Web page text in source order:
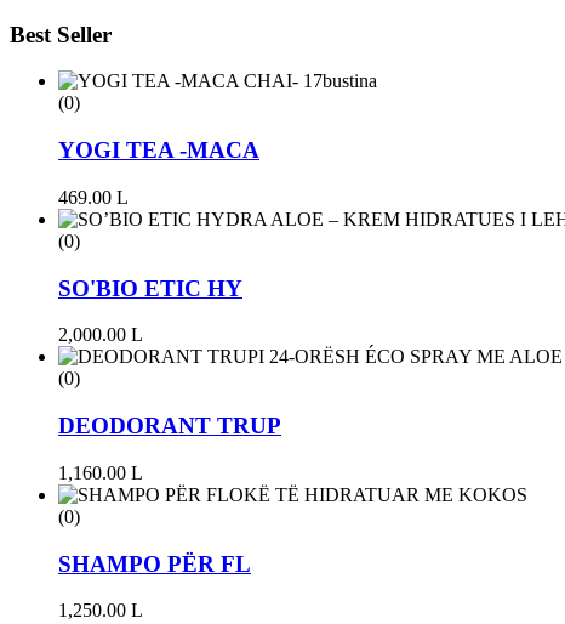
Best Seller
(0)
YOGI TEA -MACA
469.00 L
(0)
SO'BIO ETIC HY
2,000.00 L
(0)
DEODORANT TRUP
1,160.00 L
(0)
SHAMPO PËR FL
1,250.00 L